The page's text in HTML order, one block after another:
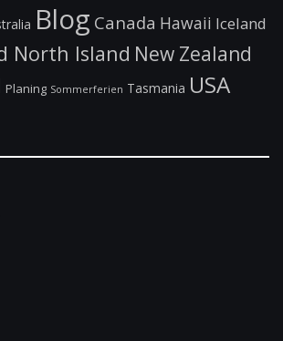
Blog Canada Hawaii Iceland
North Island New Zealand
Planing Sommerferien Tasmania USA